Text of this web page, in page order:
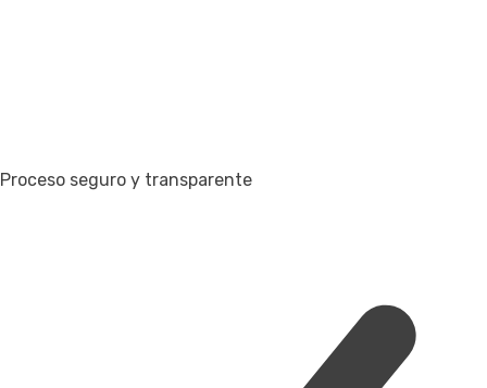
Proceso seguro y transparente